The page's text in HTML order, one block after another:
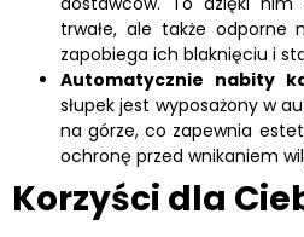
trwałe, ale także odporne
zapobiega ich blaknięciu i
Automatycznie nabity
słupek jest wyposażony w
na górze, co zapewnia
ochronę przed wnikaniem
Korzyści dla